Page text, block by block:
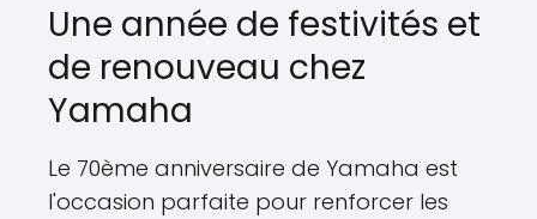
Une année de festivités et
de renouveau chez
Yamaha
Le 70ème anniversaire de Yamaha est
l'occasion parfaite pour renforcer les